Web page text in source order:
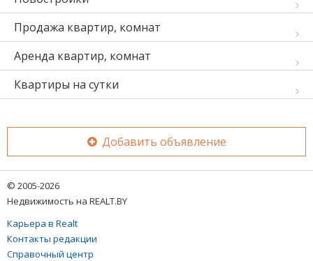
Продажа квартир, комнат
Аренда квартир, комнат
Квартиры на сутки
Добавить объявление
© 2005-2026
Недвижимость на REALT.BY
Карьера в Realt
Контакты редакции
Справочный центр